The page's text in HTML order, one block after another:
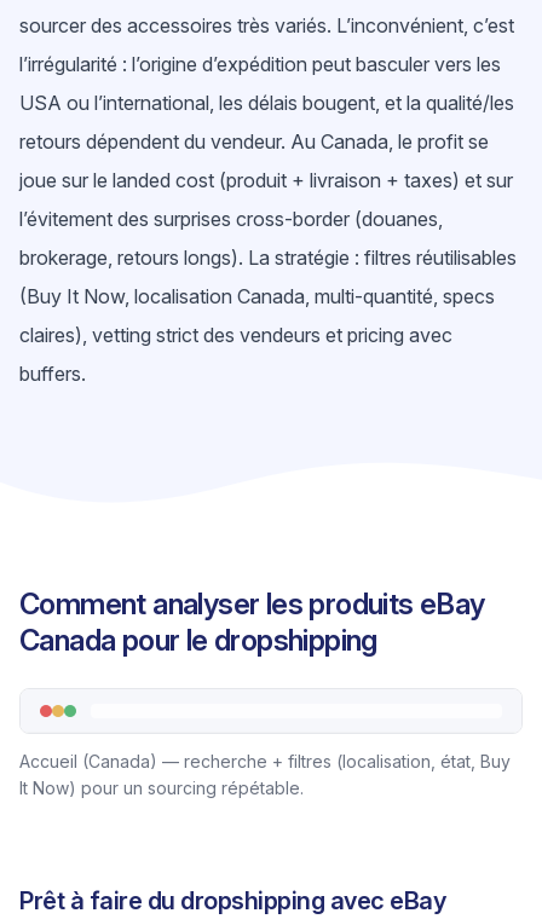
sourcer des accessoires très variés. L’inconvénient, c’est
l’irrégularité : l’origine d’expédition peut basculer vers les
USA ou l’international, les délais bougent, et la qualité/les
retours dépendent du vendeur. Au Canada, le profit se
joue sur le landed cost (produit + livraison + taxes) et sur
l’évitement des surprises cross-border (douanes,
brokerage, retours longs). La stratégie : filtres réutilisables
(Buy It Now, localisation Canada, multi-quantité, specs
claires), vetting strict des vendeurs et pricing avec
buffers.
Comment analyser les produits eBay
Canada pour le dropshipping
Accueil (Canada) — recherche + filtres (localisation, état, Buy
It Now) pour un sourcing répétable.
Prêt à faire du dropshipping avec eBay